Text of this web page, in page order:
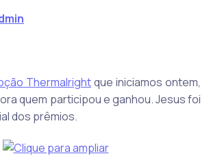
Thermalrightque iniciamos ontem,
quem participou e ganhou. Jesus foi
dos prêmios.